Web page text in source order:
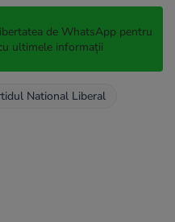
de WhatsApp pentru
ultimele informații
National Liberal